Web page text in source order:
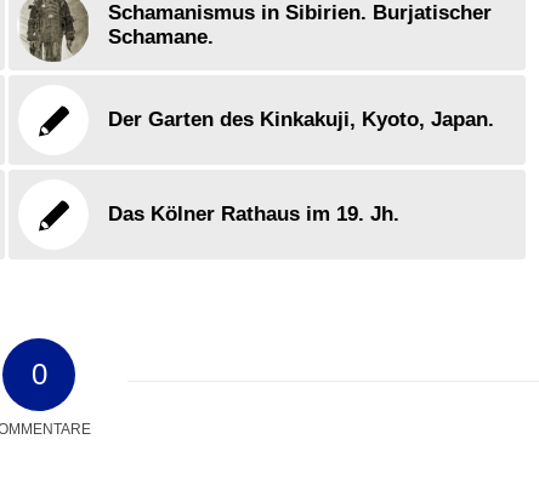
Schamanismus in Sibirien. Burjatischer
Schamane.
Der Garten des Kinkakuji, Kyoto, Japan.
Das Kölner Rathaus im 19. Jh.
0